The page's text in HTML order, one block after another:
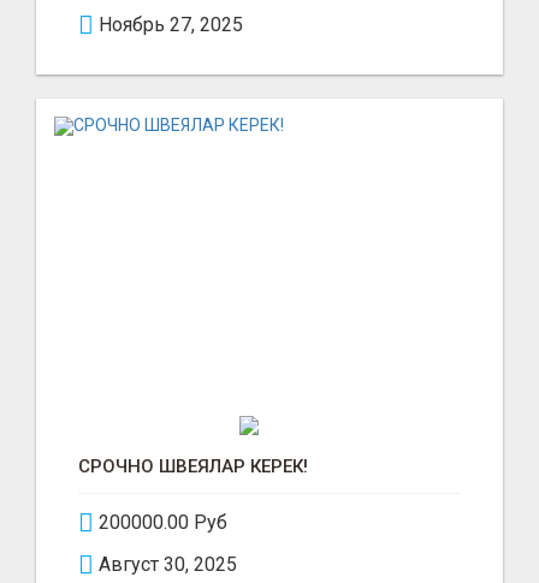
Ноябрь 27, 2025
СРОЧНО ШВЕЯЛАР КЕРЕК!
200000.00 Руб
Август 30, 2025